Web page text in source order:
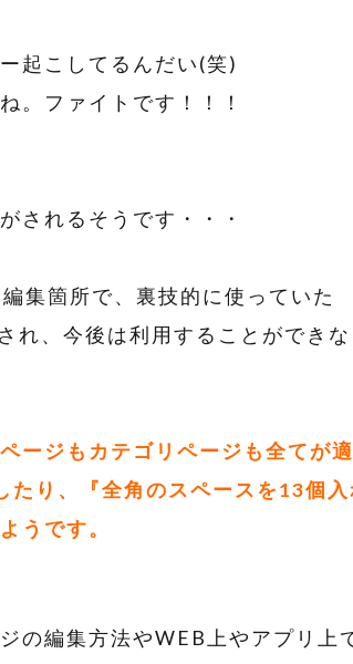
起こしてるんだい(笑)
。ファイトです！！！
されるそうです・・・
集箇所で、裏技的に使っていた
れ、今後は利用することができな
ージもカテゴリページも全てが適
たり、『全角のスペースを13個入
うです。
の編集方法やWEB上やアプリ上